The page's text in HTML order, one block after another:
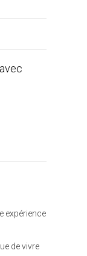
expérience
de vivre